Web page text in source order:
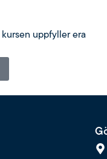
kursen uppfyller era